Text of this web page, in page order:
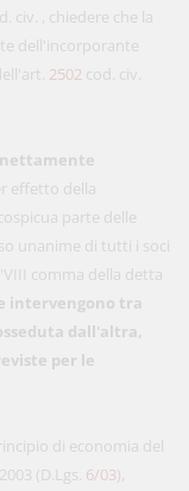
civ. , chiedere che la
dell'incorporante
2502 cod. civ.
effetto della
parte delle
unanime di tutti i soci
comma della detta
intervengono tra
dall'altra,
per le
di economia del
(D.Lgs. 6/03),